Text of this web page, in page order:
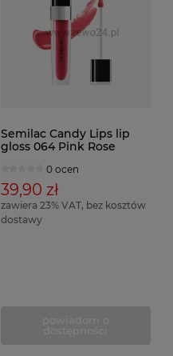
Semilac Candy Lips lip
gloss 064 Pink Rose
0 ocen
39,90 zł
zawiera 23% VAT, bez kosztów
dostawy